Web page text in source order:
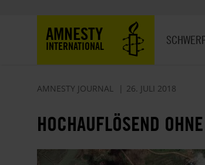
AMNESTY
INTERNATIONAL
AMNESTY JOURNAL 26. JULI 2018
HOCHAUFLÖSEND